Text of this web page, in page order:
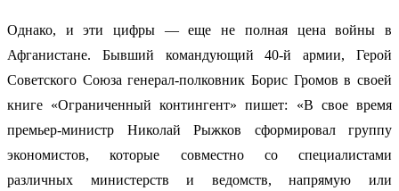
Однако, и эти цифры — еще не полная цена войны в
Афганистане. Бывший командующий 40-й армии, Герой
Советского Союза генерал-полковник Борис Громов в своей
книге «Ограниченный контингент» пишет: «В свое время
премьер-министр Николай Рыжков сформировал группу
экономистов, которые совместно со специалистами
различных министерств и ведомств, напрямую или